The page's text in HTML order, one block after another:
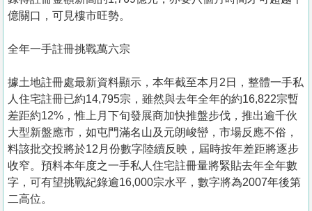
億關口，可見樓市旺勢。
全年一手註冊挑戰萬六宗
據土地註冊處最新資料顯示，本年截至本月2日，整體一手私
人住宅註冊已約14,795宗，雖然與去年全年的約16,822宗暫
差距約12%，惟上月下旬發展商加快推盤步伐，推出逾千伙
大型新盤應市，如屯門滿名山及元朗峻巒，市場反應不俗，
料該批交投將於12月份數字陸續反映，屆時按年差距將逐步
收窄。預料本年度之一手私人住宅註冊量將緊貼去年全年數
字，可有望挑戰紀錄逾16,000宗水平，數字將為2007年後第
二高位。